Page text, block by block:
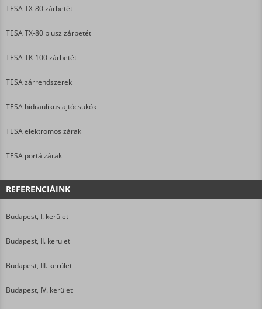
TESA TX-80 zárbetét
TESA TX-80 plusz zárbetét
TESA TK-100 zárbetét
TESA zárrendszerek
TESA hidraulikus ajtócsukók
TESA elektromos zárak
TESA portálzárak
REFERENCIÁINK
Budapest, I. kerület
Budapest, II. kerület
Budapest, III. kerület
Budapest, IV. kerület